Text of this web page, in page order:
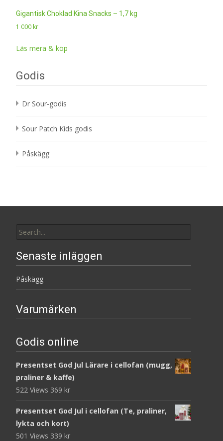
Gigantisk Choklad Kina Snacks – 1,7 kg
1 000 kr
Läs mera & köp
Godis
Dr Sour-godis
Sour Patch Kids godis
Påskägg
for:
Senaste inläggen
Påskägg
Varumärken
Godis online
Presentset God Jul Lärare i cellofan (mugg,
praliner & kaffe)
522 Views 369 kr
Presentset God Jul i cellofan (Te, praliner,
lykta och kort)
501 Views 339 kr